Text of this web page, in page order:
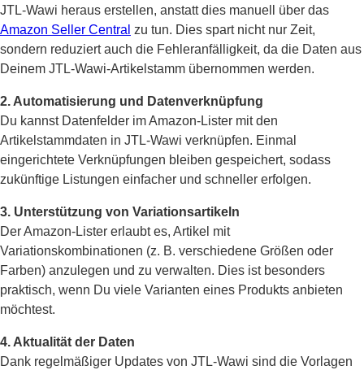
JTL-Wawi heraus erstellen, anstatt dies manuell über das
Amazon Seller Central zu tun. Dies spart nicht nur Zeit,
sondern reduziert auch die Fehleranfälligkeit, da die Daten aus
Deinem JTL-Wawi-Artikelstamm übernommen werden.
2. Automatisierung und Datenverknüpfung
Du kannst Datenfelder im Amazon-Lister mit den
Artikelstammdaten in JTL-Wawi verknüpfen. Einmal
eingerichtete Verknüpfungen bleiben gespeichert, sodass
zukünftige Listungen einfacher und schneller erfolgen.
3. Unterstützung von Variationsartikeln
Der Amazon-Lister erlaubt es, Artikel mit
Variationskombinationen (z. B. verschiedene Größen oder
Farben) anzulegen und zu verwalten. Dies ist besonders
praktisch, wenn Du viele Varianten eines Produkts anbieten
möchtest.
4. Aktualität der Daten
Dank regelmäßiger Updates von JTL-Wawi sind die Vorlagen